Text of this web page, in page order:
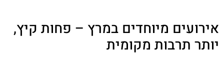
אירועים מיוחדים במרץ – פחות קיץ,
יותר תרבות מקומית